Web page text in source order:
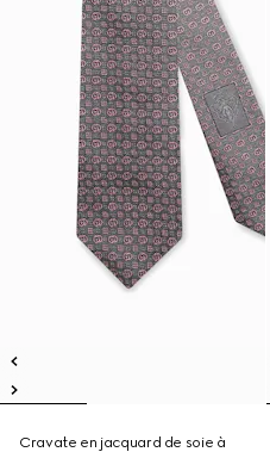
Cravate en jacquard de soie à